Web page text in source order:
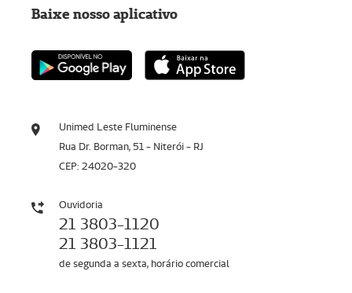
Unimed Leste Fluminense
Rua Dr. Borman, 51 - Niterói - RJ
CEP: 24020-320
Ouvidoria
21 3803-1120
21 3803-1121
de segunda a sexta, horário comercial
Baixe nosso aplicativo